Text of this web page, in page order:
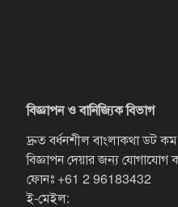
বিজ্ঞাপন ও বানিজ্যিক বিভাগ
দ্রুত বর্ধনশীল বাংলাকথা ডট
বিজ্ঞাপন দেয়ার জন্য যোগাযোগ
ফোনঃ +61 2 96183432
ই-মেইল: